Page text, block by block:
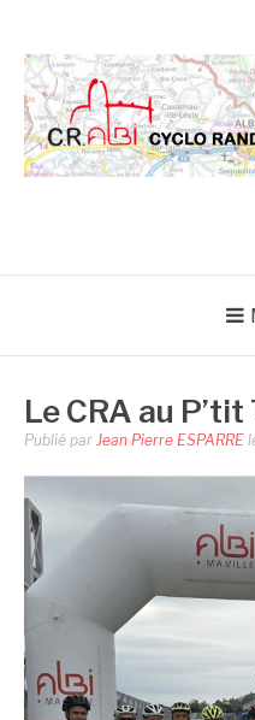
contenu
Le CRA au
Publié par Jean Pierre ESPARRE